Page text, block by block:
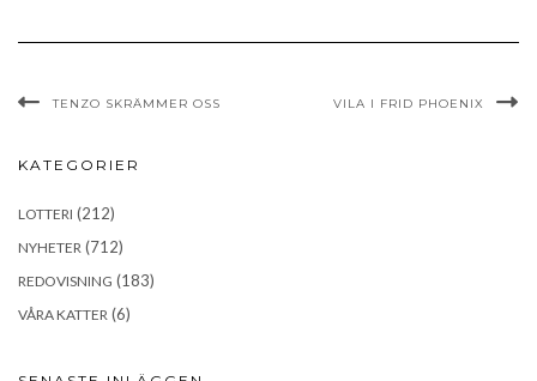
TENZO SKRÄMMER OSS VILA I FRID PHOENIX
KATEGORIER
LOTTERI (212)
NYHETER (712)
REDOVISNING (183)
VÅRA KATTER (6)